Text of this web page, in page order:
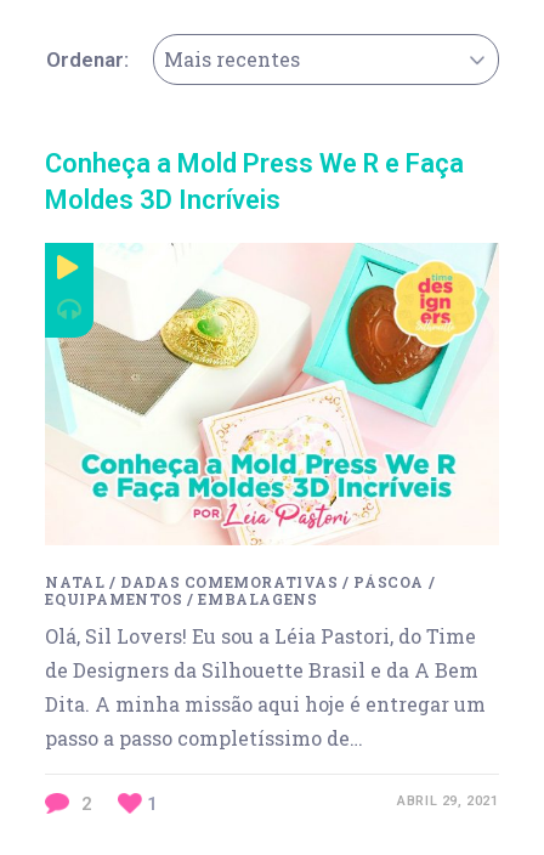
Ordenar: Mais recentes
Conheça a Mold Press We R e Faça
Moldes 3D Incríveis
NATAL / DADAS COMEMORATIVAS / PÁSCOA /
EQUIPAMENTOS /EMBALAGENS
Olá, Sil Lovers! Eu sou a Léia Pastori, do Time
de Designers da Silhouette Brasil e da A Bem
Dita. A minha missão aqui hoje é entregar um
passo a passo completíssimo de…
2 1 ABRIL 29, 2021